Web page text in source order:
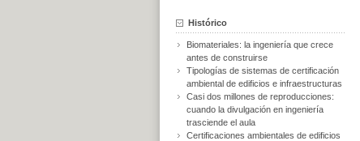
Histórico
Biomateriales: la ingeniería que crece
antes de construirse
Tipologías de sistemas de certificación
ambiental de edificios e infraestructuras
Casi dos millones de reproducciones:
cuando la divulgación en ingeniería
trasciende el aula
Certificaciones ambientales de edificios